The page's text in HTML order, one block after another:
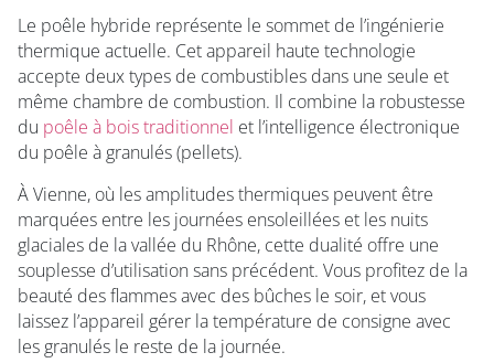
Le poêle hybride représente le sommet de l’ingénierie
thermique actuelle. Cet appareil haute technologie
accepte deux types de combustibles dans une seule et
même chambre de combustion. Il combine la robustesse
du poêle à bois traditionnel et l’intelligence électronique
du poêle à granulés (pellets).
À Vienne, où les amplitudes thermiques peuvent être
marquées entre les journées ensoleillées et les nuits
glaciales de la vallée du Rhône, cette dualité offre une
souplesse d’utilisation sans précédent. Vous profitez de la
beauté des flammes avec des bûches le soir, et vous
laissez l’appareil gérer la température de consigne avec
les granulés le reste de la journée.